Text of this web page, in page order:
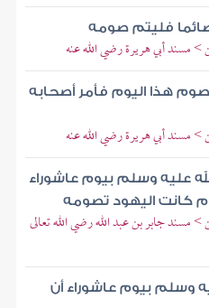
فليتم صومه
> مسند أبي هريرة رضي الله عنه
هذا اليوم فأمر أصحابه
> مسند أبي هريرة رضي الله عنه
عليه وسلم بيوم عاشوراء
كانت اليهود تصومه
مسند جابر بن عبد الله رضي الله تعالى
وسلم بيوم عاشوراء أن